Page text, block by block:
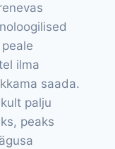
ilma
saada.
palju
peaks